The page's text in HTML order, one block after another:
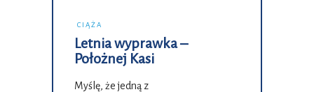
CIĄŻA
Letnia wyprawka –
Położnej Kasi
Myślę, że jedną z